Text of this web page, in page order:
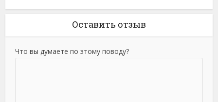
Оставить отзыв
Что вы думаете по этому поводу?